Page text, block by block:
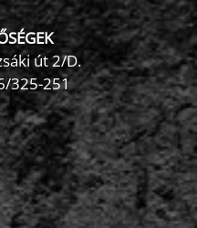
út 2/D.
325-251